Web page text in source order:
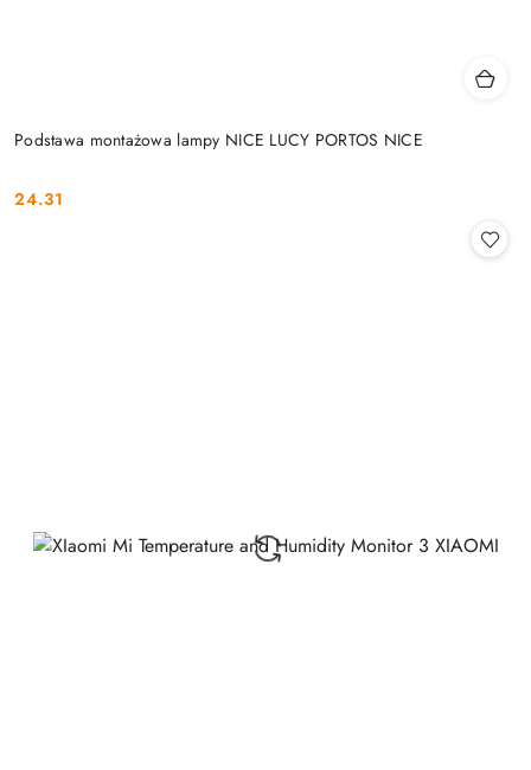
Podstawa montażowa lampy NICE LUCY PORTOS NICE
Cena:
24.31